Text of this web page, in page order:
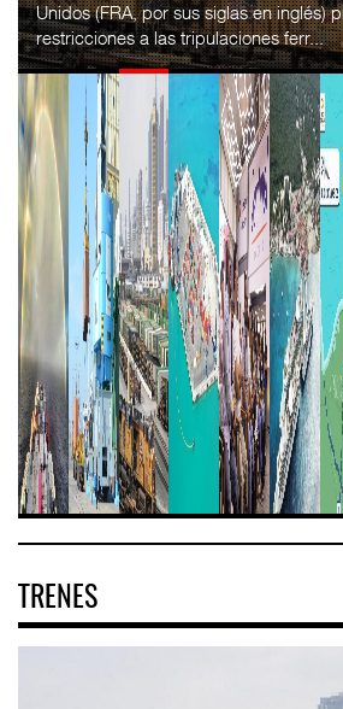
Unidos (FRA, por sus siglas en inglés)
restricciones a las tripulaciones ferr...
TRENES